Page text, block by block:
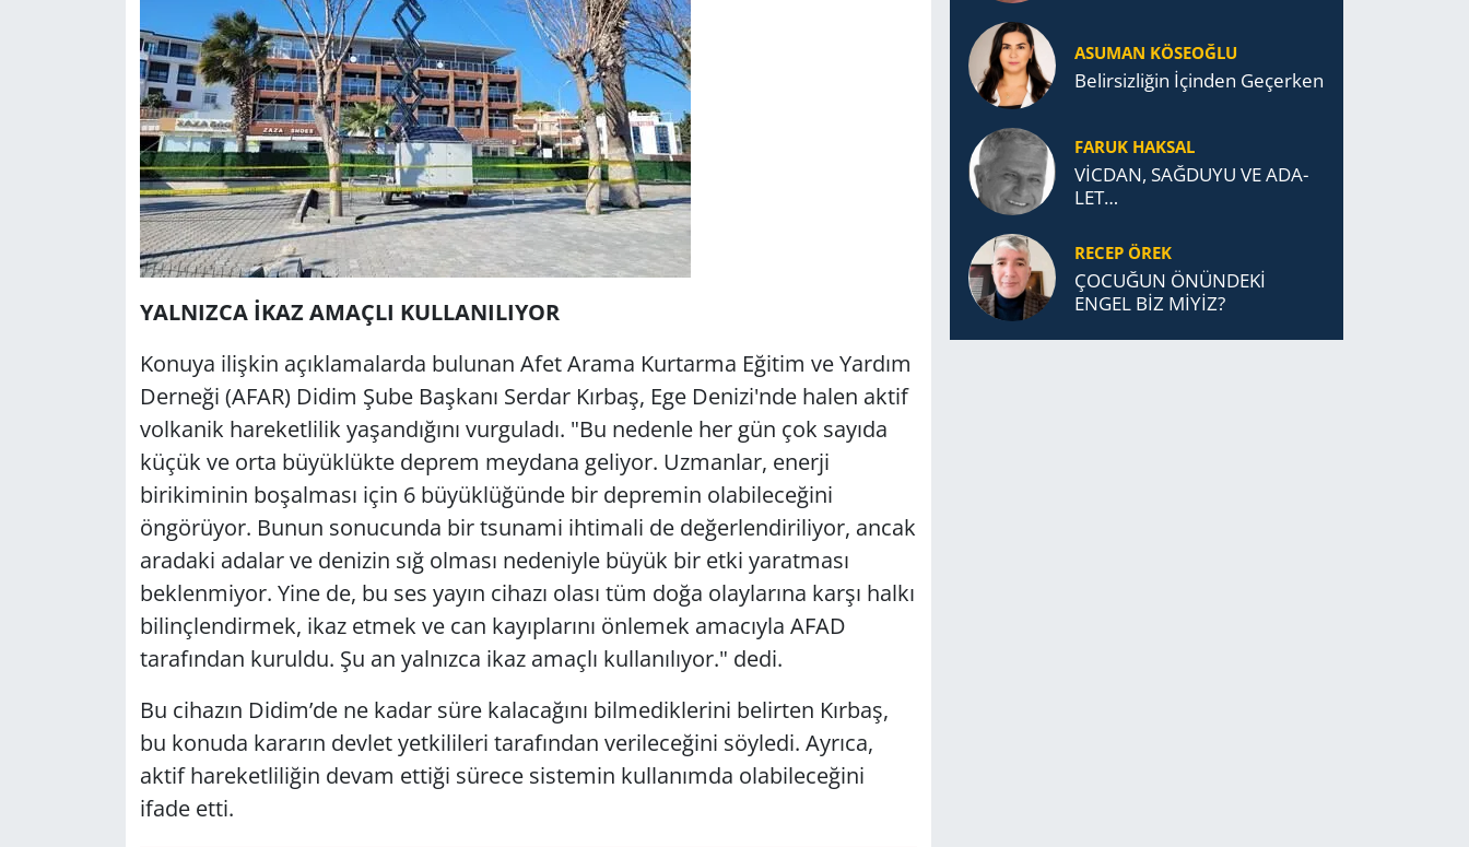
YALNIZCA İKAZ AMAÇLI KULLANILIYOR
Konuya ilişkin açıklamalarda bulunan Afet Arama Kurtarma Eğitim ve Yardım
Derneği (AFAR) Didim Şube Başkanı Serdar Kırbaş, Ege Denizi'nde halen aktif
volkanik hareketlilik yaşandığını vurguladı. "Bu nedenle her gün çok sayıda
küçük ve orta büyüklükte deprem meydana geliyor. Uzmanlar, enerji
birikiminin boşalması için 6 büyüklüğünde bir depremin olabileceğini
öngörüyor. Bunun sonucunda bir tsunami ihtimali de değerlendiriliyor, ancak
aradaki adalar ve denizin sığ olması nedeniyle büyük bir etki yaratması
beklenmiyor. Yine de, bu ses yayın cihazı olası tüm doğa olaylarına karşı halkı
bilinçlendirmek, ikaz etmek ve can kayıplarını önlemek amacıyla AFAD
tarafından kuruldu. Şu an yalnızca ikaz amaçlı kullanılıyor." dedi.
Bu cihazın Didim’de ne kadar süre kalacağını bilmediklerini belirten Kırbaş,
bu konuda kararın devlet yetkilileri tarafından verileceğini söyledi. Ayrıca,
aktif hareketliliğin devam ettiği sürece sistemin kullanımda olabileceğini
ifade etti.
ASUMAN KÖSEOĞLU
Belirsizliğin İçinden Geçerken
FARUK HAKSAL
VİCDAN, SAĞ­DU­YU VE ADA­
LET…
RECEP ÖREK
ÇOCUĞUN ÖNÜNDEKİ
ENGEL BİZ MİYİZ?